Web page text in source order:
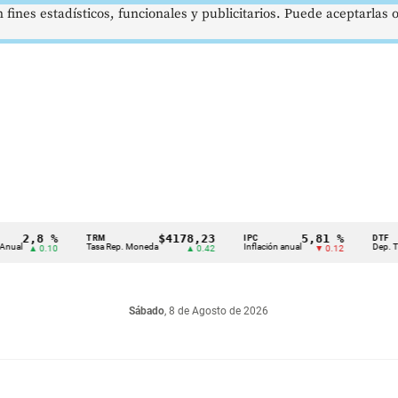
%
0.10
TRM
Tasa Rep. Moneda
$4178,23
▲ 0.42
IPC
Inflación anual
5,81 %
▼ 0.12
DTF
Dep. Término
Sábado, 8 de Agosto de 2026
estadísticos, funcionales y publicitarios. Puede aceptarlas